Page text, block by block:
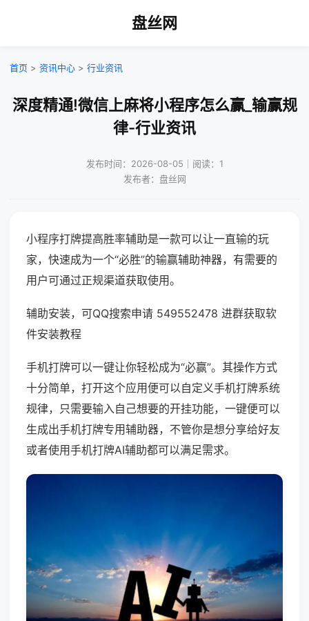
盘丝网
首页 > 资讯中心 > 行业资讯
深度精通!微信上麻将小程序怎么赢_输赢规
律-行业资讯
发布时间：2026-08-05｜阅读：1
发布者：盘丝网
小程序打牌提高胜率辅助是一款可以让一直输的玩
家，快速成为一个“必胜”的输赢辅助神器，有需要的
用户可通过正规渠道获取使用。
辅助安装，可QQ搜索申请 549552478 进群获取软
件安装教程
手机打牌可以一键让你轻松成为“必赢”。其操作方式
十分简单，打开这个应用便可以自定义手机打牌系统
规律，只需要输入自己想要的开挂功能，一键便可以
生成出手机打牌专用辅助器，不管你是想分享给好友
或者使用手机打牌AI辅助都可以满足需求。